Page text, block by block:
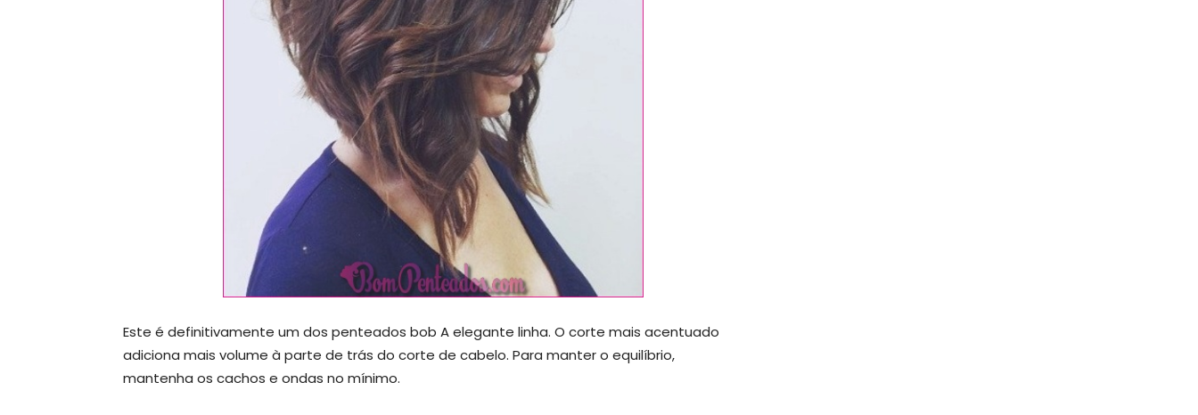
Este é definitivamente um dos penteados bob A elegante linha. O corte mais acentuado
adiciona mais volume à parte de trás do corte de cabelo. Para manter o equilíbrio,
mantenha os cachos e ondas no mínimo.